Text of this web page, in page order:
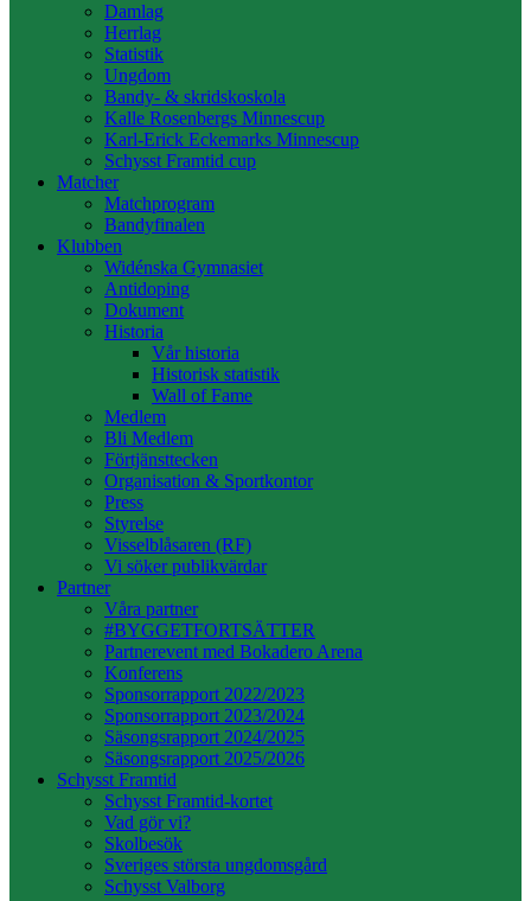
Damlag
Herrlag
Statistik
Ungdom
Bandy- & skridskoskola
Kalle Rosenbergs Minnescup
Karl-Erick Eckemarks Minnescup
Schysst Framtid cup
Matcher
Matchprogram
Bandyfinalen
Klubben
Widénska Gymnasiet
Antidoping
Dokument
Historia
Vår historia
Historisk statistik
Wall of Fame
Medlem
Bli Medlem
Förtjänsttecken
Organisation & Sportkontor
Press
Styrelse
Visselblåsaren (RF)
Vi söker publikvärdar
Partner
Våra partner
#BYGGETFORTSÄTTER
Partnerevent med Bokadero Arena
Konferens
Sponsorrapport 2022/2023
Sponsorrapport 2023/2024
Säsongsrapport 2024/2025
Säsongsrapport 2025/2026
Schysst Framtid
Schysst Framtid-kortet
Vad gör vi?
Skolbesök
Sveriges största ungdomsgård
Schysst Valborg